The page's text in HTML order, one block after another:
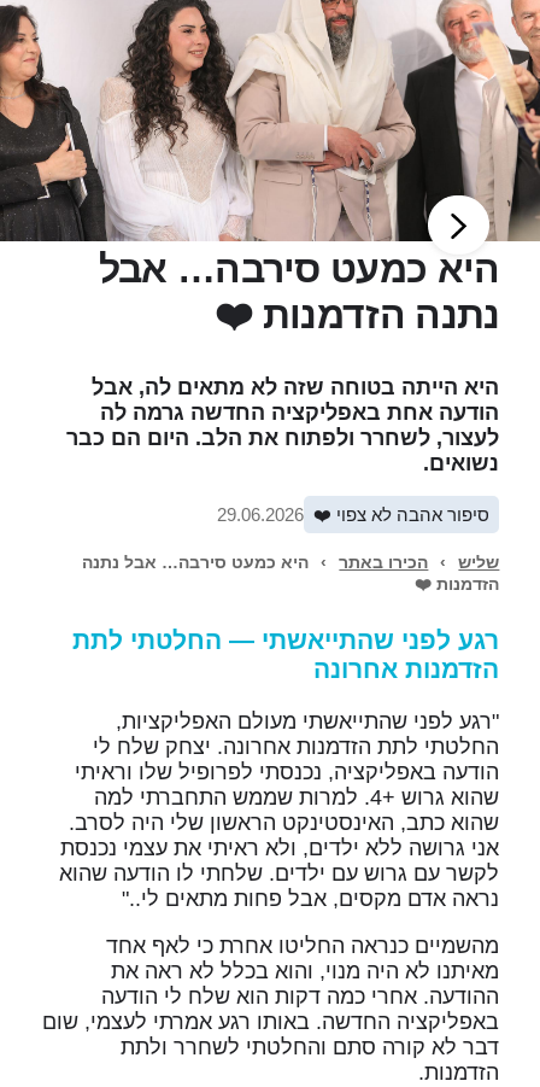
היא כמעט סירבה… אבל
נתנה הזדמנות ❤️
היא הייתה בטוחה שזה לא מתאים לה, אבל
הודעה אחת באפליקציה החדשה גרמה לה
לעצור, לשחרר ולפתוח את הלב. היום הם כבר
נשואים.
סיפור אהבה לא צפוי ❤️ 29.06.2026
שליש › הכירו באתר ›
היא כמעט סירבה… אבל נתנה
הזדמנות ❤️
רגע לפני שהתייאשתי — החלטתי לתת
הזדמנות אחרונה
"רגע לפני שהתייאשתי מעולם האפליקציות,
החלטתי לתת הזדמנות אחרונה. יצחק שלח לי
הודעה באפליקציה, נכנסתי לפרופיל שלו וראיתי
שהוא גרוש +4. למרות שממש התחברתי למה
שהוא כתב, האינסטינקט הראשון שלי היה לסרב.
אני גרושה ללא ילדים, ולא ראיתי את עצמי נכנסת
לקשר עם גרוש עם ילדים. שלחתי לו הודעה שהוא
נראה אדם מקסים, אבל פחות מתאים לי.."
מהשמיים כנראה החליטו אחרת כי לאף אחד
מאיתנו לא היה מנוי, והוא בכלל לא ראה את
ההודעה. אחרי כמה דקות הוא שלח לי הודעה
באפליקציה החדשה. באותו רגע אמרתי לעצמי, שום
דבר לא קורה סתם והחלטתי לשחרר ולתת
הזדמנות.